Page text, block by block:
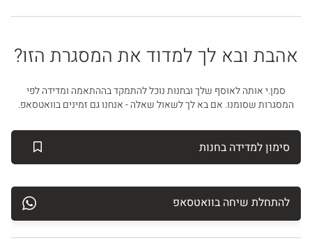
אהבת ובא לך למדוד את המסגרת הזו?
סמן.י אותה לאוסף שלך ובחנות נוכל להתמקד בההתאמה ומדידה לפי
המסגרות שסומנו. אם בא לך לשאול שאלה - אנחנו גם זמינים בוואטסאפ.
להתחלת שיחה בוואטסאפ
סימון למדידה בחנות